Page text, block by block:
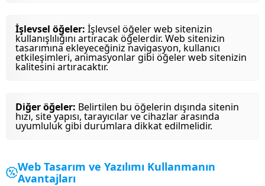
İşlevsel öğeler: İşlevsel öğeler web sitenizin
kullanışlılığını artıracak öğelerdir. Web sitenizin
tasarımına ekleyeceğiniz navigasyon, kullanıcı
etkileşimleri, animasyonlar gibi öğeler web sitenizin
kalitesini artıracaktır.
Diğer öğeler: Belirtilen bu öğelerin dışında sitenin
hızı, site yapısı, tarayıcılar ve cihazlar arasında
uyumluluk gibi durumlara dikkat edilmelidir.
Web Tasarım ve Yazılımı Kullanmanın
Avantajları